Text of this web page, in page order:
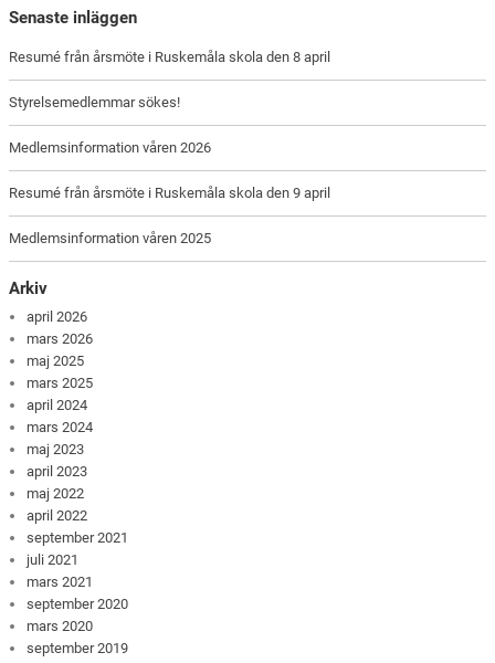
Senaste inläggen
Resumé från årsmöte i Ruskemåla skola den 8 april
Styrelsemedlemmar sökes!
Medlemsinformation våren 2026
Resumé från årsmöte i Ruskemåla skola den 9 april
Medlemsinformation våren 2025
Arkiv
april 2026
mars 2026
maj 2025
mars 2025
april 2024
mars 2024
maj 2023
april 2023
maj 2022
april 2022
september 2021
juli 2021
mars 2021
september 2020
mars 2020
september 2019